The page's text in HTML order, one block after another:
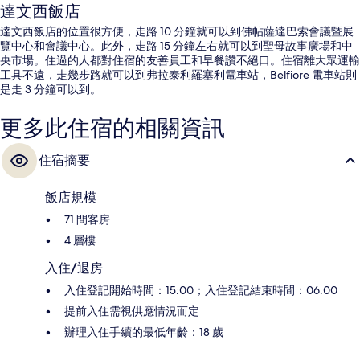
達文西飯店
達文西飯店的位置很方便，走路 10 分鐘就可以到佛帖薩達巴索會議暨展
覽中心和會議中心。此外，走路 15 分鐘左右就可以到聖母故事廣場和中
央市場。住過的人都對住宿的友善員工和早餐讚不絕口。住宿離大眾運輸
工具不遠，走幾步路就可以到弗拉泰利羅塞利電車站，Belfiore 電車站則
是走 3 分鐘可以到。
更多此住宿的相關資訊
住宿摘要
飯店規模
71 間客房
4 層樓
入住/退房
入住登記開始時間：15:00；入住登記結束時間：06:00
提前入住需視供應情況而定
辦理入住手續的最低年齡：18 歲